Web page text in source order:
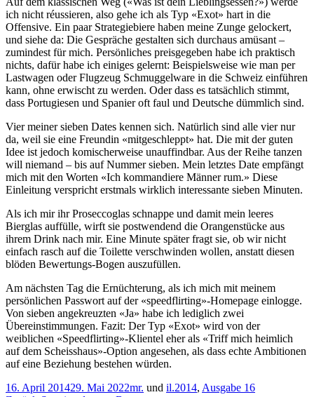
ich nicht réussieren, also gehe ich als Typ «Exot» hart in die
Offensive. Ein paar Strategiebiere haben meine Zunge gelockert,
und siehe da: Die Gespräche gestalten sich durchaus amüsant –
zumindest für mich. Persönliches preisgegeben habe ich praktisch
nichts, dafür habe ich einiges gelernt: Beispielsweise wie man per
Lastwagen oder Flugzeug Schmuggelware in die Schweiz einführen
kann, ohne erwischt zu werden. Oder dass es tatsächlich stimmt,
dass Portugiesen und Spanier oft faul und Deutsche dümmlich sind.
Vier meiner sieben Dates kennen sich. Natürlich sind alle vier nur
da, weil sie eine Freundin «mitgeschleppt» hat. Die mit der guten
Idee ist jedoch komischerweise unauffindbar. Aus der Reihe tanzen
will niemand – bis auf Nummer sieben. Mein letztes Date empfängt
mich mit den Worten «Ich kommandiere Männer rum.» Diese
Einleitung verspricht erstmals wirklich interessante sieben Minuten.
Als ich mir ihr Proseccoglas schnappe und damit mein leeres
Bierglas auffülle, wirft sie postwendend die Orangenstücke aus
ihrem Drink nach mir. Eine Minute später fragt sie, ob wir nicht
einfach rasch auf die Toilette verschwinden wollen, anstatt diesen
blöden Bewertungs-Bogen auszufüllen.
Am nächsten Tag die Ernüchterung, als ich mich mit meinem
persönlichen Passwort auf der «speedflirting»-Homepage einlogge.
Von sieben angekreuzten «Ja» habe ich lediglich zwei
Übereinstimmungen. Fazit: Der Typ «Exot» wird von der
weiblichen «Speedflirting»-Klientel eher als «Triff mich heimlich
auf dem Scheisshaus»-Option angesehen, als dass echte Ambitionen
auf eine Beziehung bestehen würden.
Veröffentlicht
16. April 201429. Mai 2022mr. und il.Kategorien
2014, Ausgabe 16